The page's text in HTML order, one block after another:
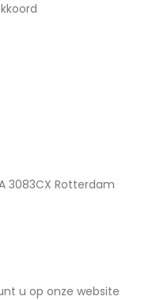
3083CX Rotterdam
u op onze website